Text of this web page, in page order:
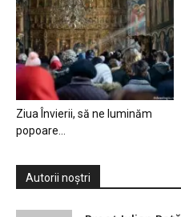
Ziua Învierii, să ne luminăm
popoare…
Autorii noștri